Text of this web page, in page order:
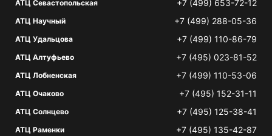
АТЦ Севастопольская +7 (499) 653-72-12
АТЦ Научный +7 (499) 288-05-36
АТЦ Удальцова +7 (499) 110-86-79
АТЦ Алтуфьево +7 (495) 023-81-52
АТЦ Лобненская +7 (499) 110-53-06
АТЦ Очаково +7 (495) 152-31-11
АТЦ Солнцево +7 (495) 125-38-41
АТЦ Раменки +7 (495) 135-42-87